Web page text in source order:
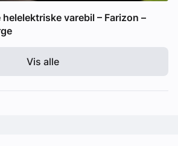
varebil – Farizon –
Vis alle